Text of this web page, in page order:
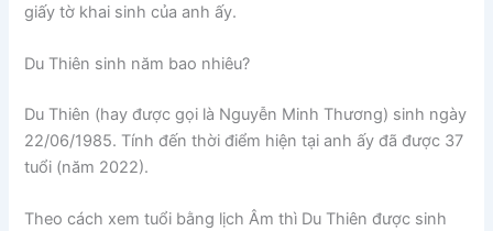
giấy tờ khai sinh của anh ấy.
Du Thiên sinh năm bao nhiêu?
Du Thiên (hay được gọi là Nguyễn Minh Thương) sinh ngày
22/06/1985. Tính đến thời điểm hiện tại anh ấy đã được 37
tuổi (năm 2022).
Theo cách xem tuổi bằng lịch Âm thì Du Thiên được sinh